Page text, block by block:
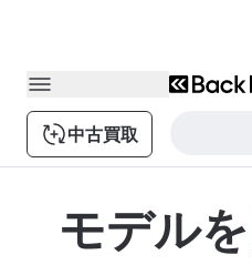
中古買取
モデル